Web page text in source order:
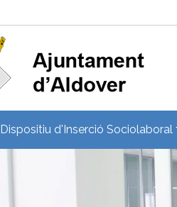
Dispositiu d'Inserció Sociolaboral